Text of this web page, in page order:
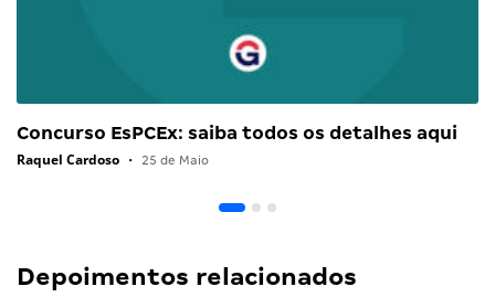
Concurso EsPCEx: saiba todos os detalhes aqui
Raquel Cardoso • 25 de Maio
Depoimentos relacionados